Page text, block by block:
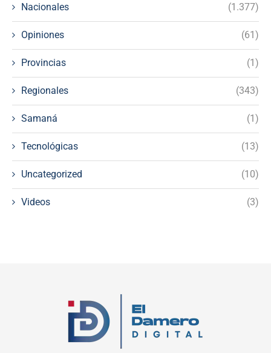
Nacionales (1.377)
Opiniones (61)
Provincias (1)
Regionales (343)
Samaná (1)
Tecnológicas (13)
Uncategorized (10)
Videos (3)